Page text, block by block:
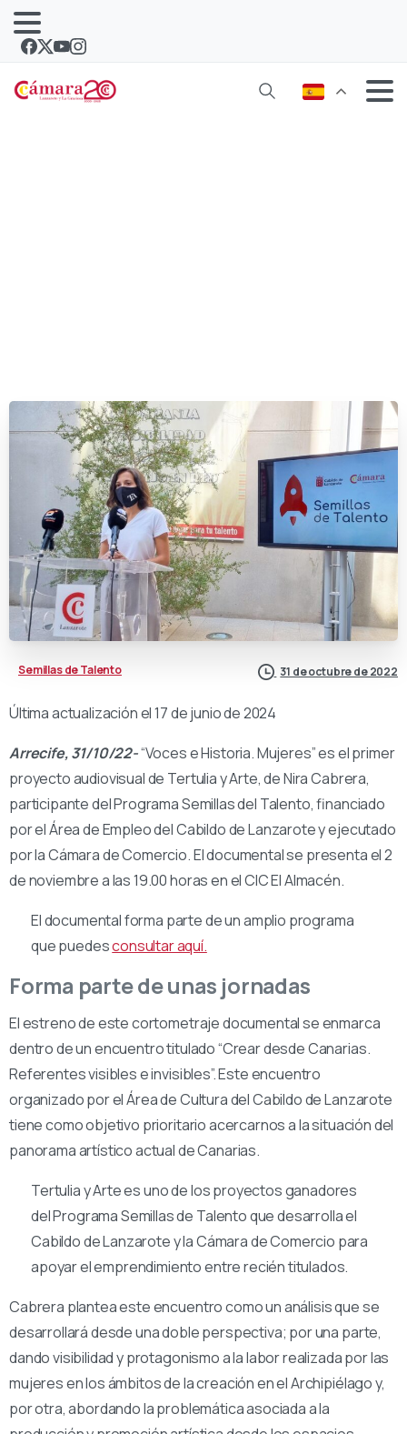
Semillas de Talento 31 de octubre de 2022
Última actualización el 17 de junio de 2024
Arrecife, 31/10/22-“Voces e Historia. Mujeres” es el primer
proyecto audiovisual de Tertulia y Arte, de Nira Cabrera,
participante del Programa Semillas del Talento, financiado
por el Área de Empleo del Cabildo de Lanzarote y ejecutado
por la Cámara de Comercio. El documental se presenta el 2
de noviembre a las 19.00 horas en el CIC El Almacén.
El documental forma parte de un amplio programa
que puedesconsultar aquí.
Forma parte de unas jornadas
El estreno de este cortometraje documental se enmarca
dentro de un encuentro titulado “Crear desde Canarias.
Referentes visibles e invisibles”. Este encuentro
organizado por el Área de Cultura del Cabildo de Lanzarote
tiene como objetivo prioritario acercarnos a la situación del
panorama artístico actual de Canarias.
Tertulia y Arte es uno de los proyectos ganadores
del Programa Semillas de Talento que desarrolla el
Cabildo de Lanzarote y la Cámara de Comercio para
apoyar el emprendimiento entre recién titulados.
Cabrera plantea este encuentro como un análisis que se
desarrollará desde una doble perspectiva; por una parte,
dando visibilidad y protagonismo a la labor realizada por las
mujeres en los ámbitos de la creación en el Archipiélago y,
por otra, abordando la problemática asociada a la